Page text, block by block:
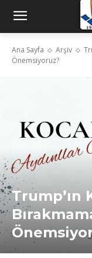
Ana Sayfa Arşiv
Önemsiyoruz?
Trump’ın